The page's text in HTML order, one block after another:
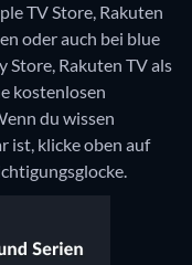
TV Store, Rakuten
oder auch bei blue
Store, Rakuten TV als
kostenlosen
du wissen
ist, klicke oben auf